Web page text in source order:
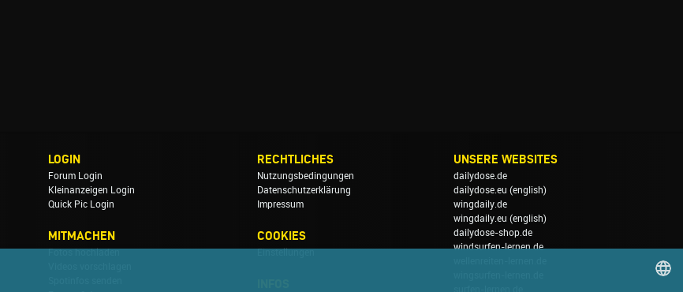
LOGIN
Forum Login
Kleinanzeigen Login
Quick Pic Login
MITMACHEN
RECHTLICHES
Nutzungsbedingungen
Datenschutzerklärung
Impressum
COOKIES
UNSERE WEBSITES
dailydose.de
dailydose.eu (english)
wingdaily.de
wingdaily.eu (english)
dailydose-shop.de
windsurfen-lernen.de